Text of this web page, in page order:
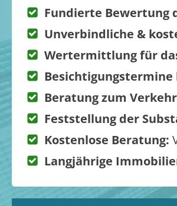
Fundierte Bewertung
Unverbindliche &
Wertermittlung für
Beratung zum
Feststellung der
Kostenlose Beratung:
Langjährige